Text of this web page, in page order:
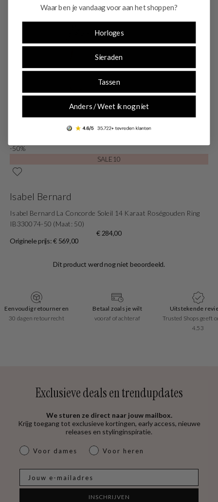
-50%
SALE10
Isabel Bernard
Isabel Bernard La Concorde Soleil 14 Karaat Roségouden Ring
IB330074-50 (Maat: 50)
€ 284,00
Originele prijs: € 569,00
Eenvoudig retourneren
30 dagen retourrecht
Betaal zoals je wilt
vooraf of achteraf
Uitstekende
Trusted Shops geeft
4.53
Exclusieve deals en trendupdates
We sturen ze direct naar jouw mailbox.
Krijg toegang tot exclusieve kortingen, early access, nieuwe
releases en stylinginspiratie.
dames & heren
Voor dames Voor heren
INSCHRIJVEN
Waar ben je vandaag voor aan het shoppen?
Horloges
Sieraden
Tassen
Anders / Weet ik nog niet